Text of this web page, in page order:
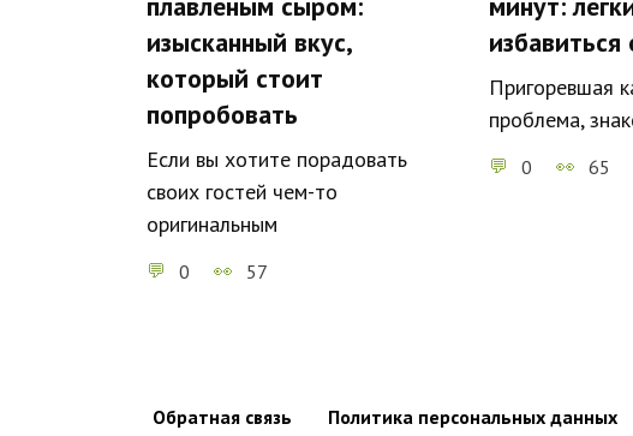
изысканный вкус,
который стоит
попробовать
Если вы хотите порадовать
своих гостей чем-то
оригинальным
0 57
избавиться
Пригоревшая
проблема,
0 65
Обратная связь Политика персональных данных